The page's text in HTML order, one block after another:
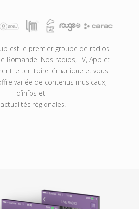
est le premier groupe de radios
Romande. Nos radios, TV, App et
le territoire lémanique et vous
variée de contenus musicaux,
d’infos et
régionales.